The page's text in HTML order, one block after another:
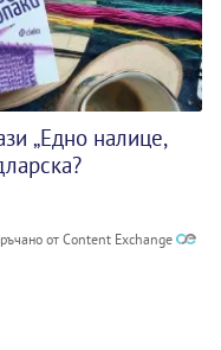
„Едно налице,
от Content Exchange